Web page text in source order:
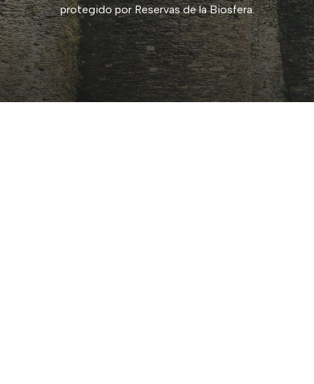
protegido por Reservas de la Biosfera.